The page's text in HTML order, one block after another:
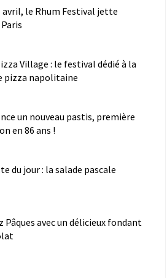
avril, le Rhum Festival jette
Village : le festival dédié à la
pizza napolitaine
un nouveau pastis, première
en 86 ans !
du jour : la salade pascale
Pâques avec un délicieux fondant